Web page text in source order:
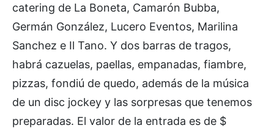
catering de La Boneta, Camarón Bubba,
Germán González, Lucero Eventos, Marilina
Sanchez e Il Tano. Y dos barras de tragos,
habrá cazuelas, paellas, empanadas, fiambre,
pizzas, fondiú de quedo, además de la música
de un disc jockey y las sorpresas que tenemos
preparadas. El valor de la entrada es de $